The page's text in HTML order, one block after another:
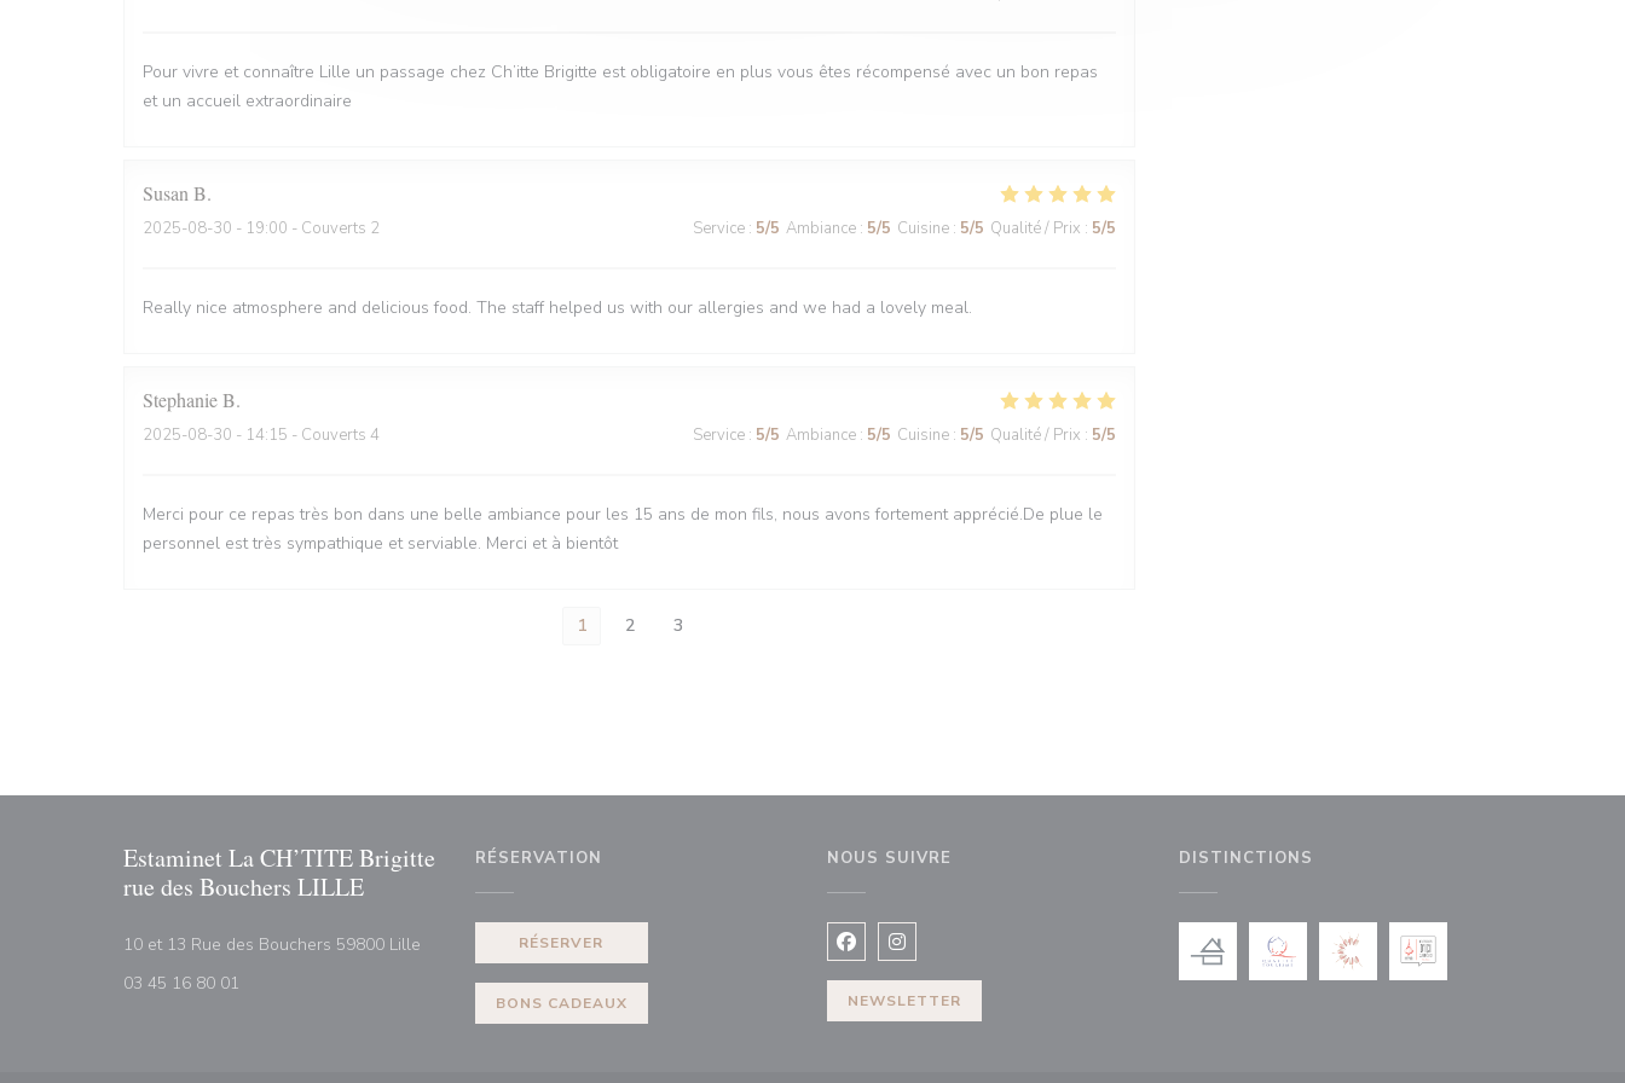
Pour vivre et connaître Lille un passage chez Ch’itte Brigitte est obligatoire en plus vous êtes récompensé avec un bon repas
et un accueil extraordinaire
Susan B
2025-08-30 - 19:00 - Couverts 2 Service : 5/5 Ambiance : 5/5 Cuisine : 5/5 Qualité / Prix : 5/5
Really nice atmosphere and delicious food. The staff helped us with our allergies and we had a lovely meal.
StephanieB
2025-08-30 - 14:15 - Couverts 4 Service : 5/5 Ambiance : 5/5 Cuisine : 5/5 Qualité / Prix : 5/5
Merci pour ce repas très bon dans une belle ambiance pour les 15 ans de mon fils, nous avons fortement apprécié.De plue le
personnel est très sympathique et serviable. Merci et à bientôt
1 2 3
Estaminet La CH’TITE Brigitte
rue des Bouchers LILLE
10 et 13 Rue des Bouchers 59800 Lille ((ouvre une nouvelle fenêtre))
03 45 16 80 01
RÉSERVATION
RÉSERVER
BONS CADEAUX
NOUS SUIVRE
Facebook ((ouvre une nouvelle fenêtre))
Instagram ((ouvre une nouvelle fenêtre))
NEWSLETTER
DISTINCTIONS